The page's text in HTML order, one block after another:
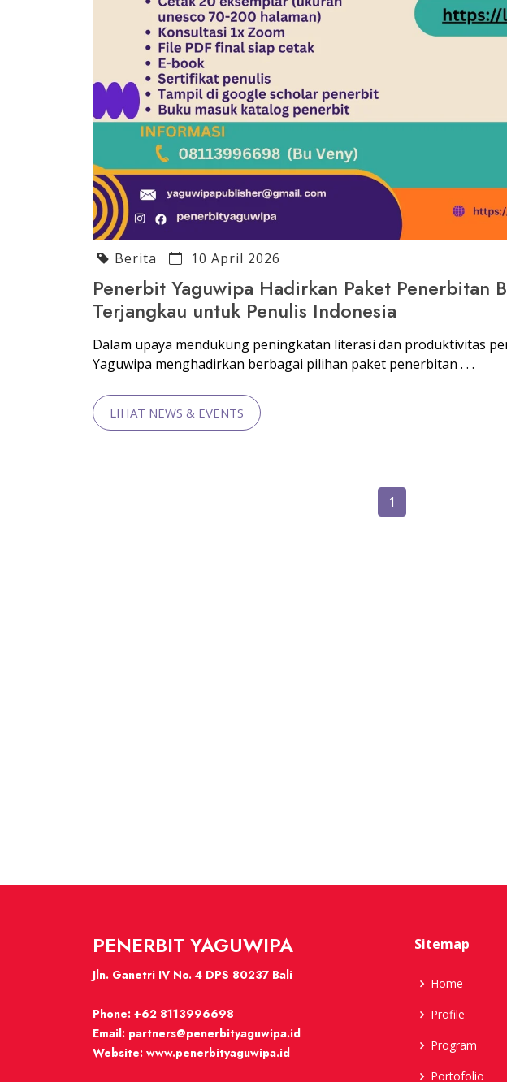
Berita 10 April 2026
Penerbit Yaguwipa Hadirkan Paket Penerbitan
Terjangkau untuk Penulis Indonesia
Dalam upaya mendukung peningkatan literasi dan produktivitas
Yaguwipa menghadirkan berbagai pilihan paket penerbitan . . .
LIHAT NEWS & EVENTS
1
PENERBIT YAGUWIPA
Jln. Ganetri IV No. 4 DPS 80237 Bali
Phone: +62 8113996698
Email: partners@penerbityaguwipa.id
Website: www.penerbityaguwipa.id
Sitemap
Home
Profile
Program
Portofolio